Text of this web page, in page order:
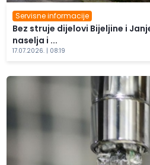
Servisne informacije
Bez struje dijelovi Bijeljine i
naselja i ...
17.07.2026. | 08:19